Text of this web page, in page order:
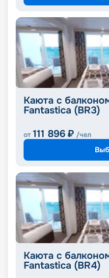
Каюта с
Fantastica (BR3)
от 111 896 ₽ /чел
Каюта с
Fantastica (BR4)